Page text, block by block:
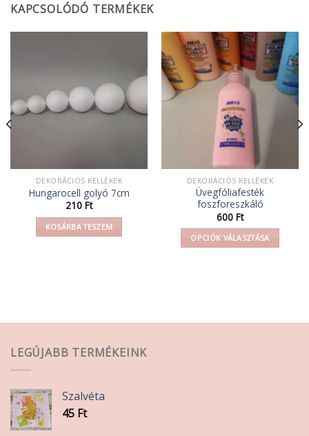
KAPCSOLÓDÓ TERMÉKEK
DEKORÁCIÓS KELLÉKEK
Hungarocell golyó 7cm
210 Ft
KOSÁRBA TESZEM
DEKORÁCIÓS KELLÉKEK
Üvegfóliafesték
foszforeszkáló
600 Ft
OPCIÓK VÁLASZTÁSA
van.
LEGÚJABB TERMÉKEINK
Szalvéta
45 Ft